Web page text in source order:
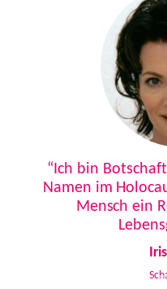
“Ich bin
Namen im
Mensch ein